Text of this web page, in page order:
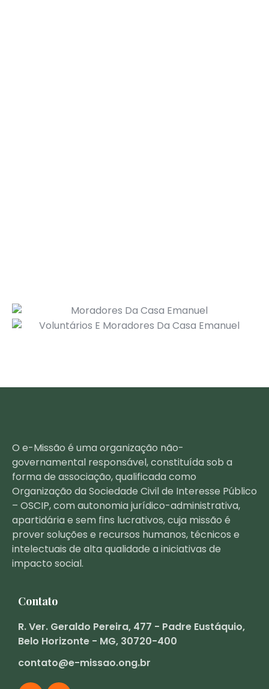
O e-Missão é uma organização não-
governamental responsável, constituída sob a
forma de associação, qualificada como
Organização da Sociedade Civil de Interesse Público
– OSCIP, com autonomia jurídico-administrativa,
apartidária e sem fins lucrativos, cuja missão é
prover soluções e recursos humanos, técnicos e
intelectuais de alta qualidade a iniciativas de
impacto social.
Contato
R. Ver. Geraldo Pereira, 477 - Padre Eustáquio,
Belo Horizonte - MG, 30720-400
contato@e-missao.ong.br